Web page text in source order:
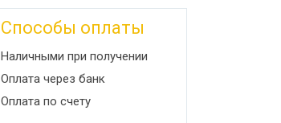
Способы оплаты
Наличными при получении
Оплата через банк
Оплата по счету